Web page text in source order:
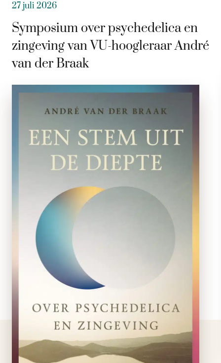
27 juli 2026
Symposium over psychedelica en
zingeving van VU-hoogleraar André
van der Braak